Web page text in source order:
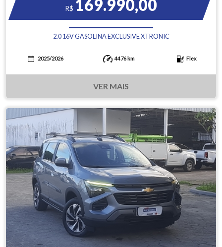
R$ 169.990,00
2.0 16V GASOLINA EXCLUSIVE XTRONIC
2025/2026 4476 km Flex
VER MAIS